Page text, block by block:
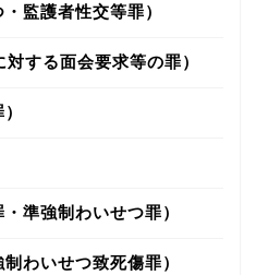
監護者性交等罪）
する面会要求等の罪）
準強制わいせつ罪）
わいせつ致死傷罪）